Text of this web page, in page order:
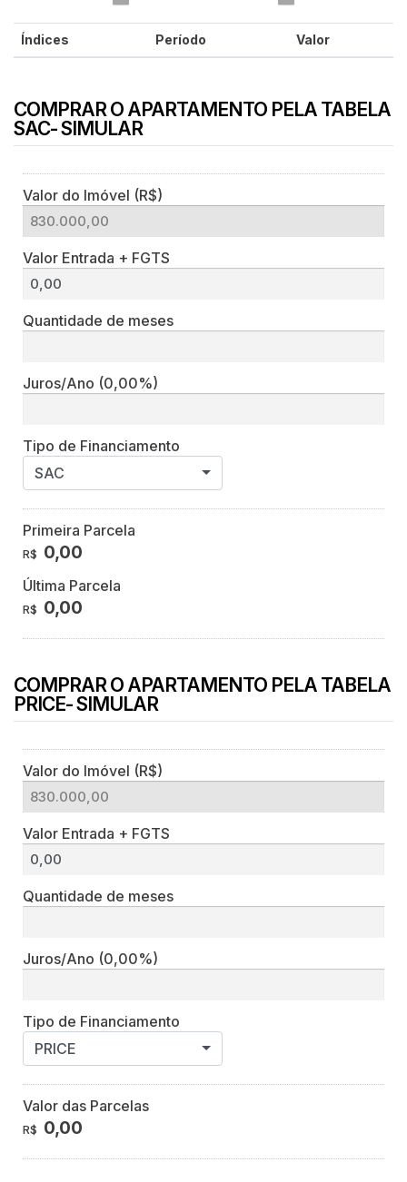
Índices Período Valor
COMPRAR O APARTAMENTO PELA TABELA
SAC- SIMULAR
Valor do Imóvel (R$)
Valor Entrada + FGTS
Quantidade de meses
Juros/Ano (0,00%)
Tipo de Financiamento
SAC
Primeira Parcela
R$ 0,00
Última Parcela
R$ 0,00
COMPRAR O APARTAMENTO PELA TABELA
PRICE- SIMULAR
Valor do Imóvel (R$)
Valor Entrada + FGTS
Quantidade de meses
Juros/Ano (0,00%)
Tipo de Financiamento
PRICE
Valor das Parcelas
R$ 0,00